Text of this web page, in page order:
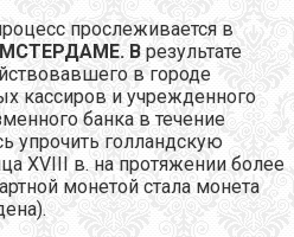
прослеживается в
В результате
в городе
кассиров и учрежденного
банка в течение
упрочить голландскую
XVIII в. на протяжении более
монетой стала монета